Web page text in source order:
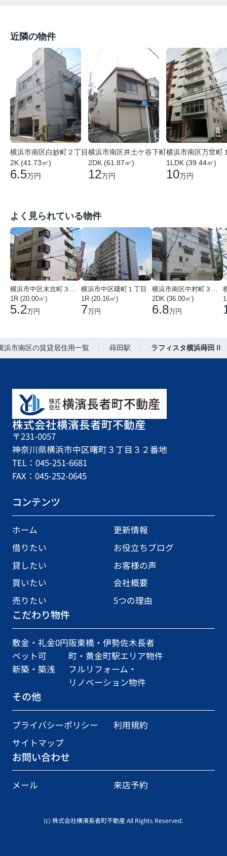
近隣の物件
横浜市南区白妙町２丁目
2K (41.73㎡)
6.5万円
横浜市南区井土ケ谷下町
2DK (61.87㎡)
12万円
横浜市南区万世町
1LDK (39.44㎡)
10万円
よく見られている物件
1R (20.00㎡)
5.2万円
横浜市中区曙町１丁目
1R (20.16㎡)
7万円
2DK (36.00㎡)
6.8万円
浜市南区の賃貸居住用一覧 蒔田駅 ラフィスタ横浜蒔田Ⅱ
株式会社横濱長者町不動産
〒231-0057
神奈川県横浜市中区曙町３丁目３２番地
TEL：045-251-6681
FAX：045-252-0645
コンテンツ
ホーム
更新情報
借りたい
お役立ちブログ
貸したい
お客様の声
買いたい
会社概要
売りたい
5つの理由
こだわり物件
敷金・礼金0円
ペット可
新築・築浅
阪東橋・伊勢佐木長者
町・黄金町駅エリア物件
フルリフォーム・
リノベーション物件
その他
プライバシーポリシー
利用規約
サイトマップ
お問い合わせ
メール 来店予約
(c) 株式会社横濱長者町不動産 All Rights Reserved.